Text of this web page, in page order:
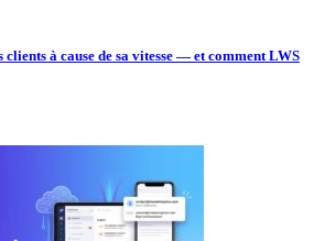
à cause de sa vitesse — et comment LWS